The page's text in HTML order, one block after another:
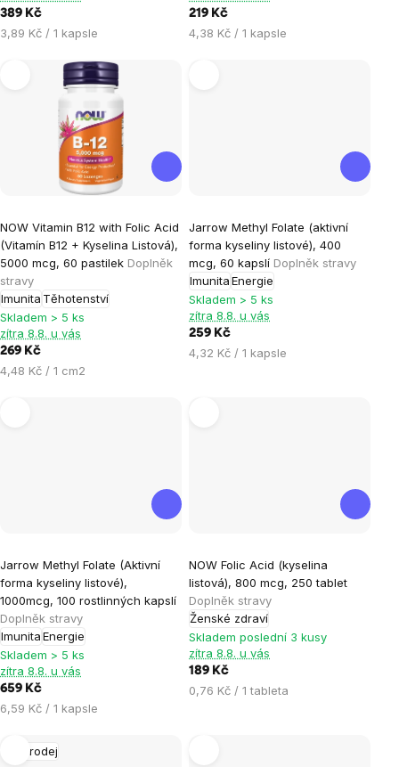
hvězdiček.
389 Kč
Měrná
3,89 Kč / 1 kapsle
hvězdiček.
219 Kč
Měrná
4,38 Kč / 1 kapsle
NOW Vitamin B12 with Folic Acid
(Vitamín B12 + Kyselina Listová),
5000 mcg, 60 pastilek Doplněk
stravy
Imunita Těhotenství
hodnocení
produktu
je
5,0
z
5
hvězdiček.
Skladem > 5 ks
zítra 8.8. u vás
269 Kč
Měrná
4,48 Kč / 1 cm2
Jarrow Methyl Folate (aktivní
forma kyseliny listové), 400
mcg, 60 kapslí Doplněk stravy
ImunitaEnergie
hodnocení
produktu
je
5,0
z
hvězdiček.
Skladem > 5 ks
zítra 8.8. u vás
259 Kč
Měrná
4,32 Kč / 1 kapsle
Jarrow Methyl Folate (Aktivní
forma kyseliny listové),
1000mcg, 100 rostlinných kapslí
Doplněk stravy
ImunitaEnergie
hodnocení
produktu
je
5,0
z
5
hvězdiček.
Skladem > 5 ks
zítra 8.8. u vás
659 Kč
Měrná
6,59 Kč / 1 kapsle
NOW Folic Acid (kyselina
listová), 800 mcg, 250 tablet
Doplněk stravy
Ženské zdraví
Skladem poslední 3 kusy
zítra 8.8. u vás
189 Kč
Měrná
0,76 Kč / 1 tableta
Výprodej